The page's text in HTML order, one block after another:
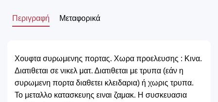
Περιγραφή Μεταφορικά
Χουφτα συρωμενης πορτας. Χωρα προελευσης : Κινα.
Διατιθεται σε νικελ ματ. Διατιθεται με τρυπα (εάν η
συρωμενη πορτα διαθετει κλειδαρια) ή χωρις τρυπα.
Το μεταλλο κατασκευης ειναι ζαμακ. Η συσκευασια